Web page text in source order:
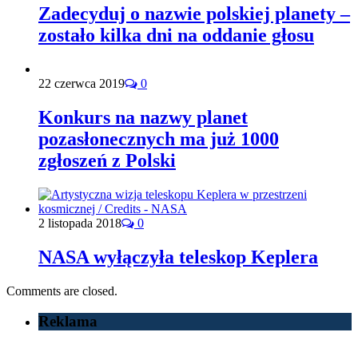
Zadecyduj o nazwie polskiej planety –
zostało kilka dni na oddanie głosu
22 czerwca 2019 0
Konkurs na nazwy planet
pozasłonecznych ma już 1000
zgłoszeń z Polski
2 listopada 2018 0
NASA wyłączyła teleskop Keplera
Comments are closed.
Reklama